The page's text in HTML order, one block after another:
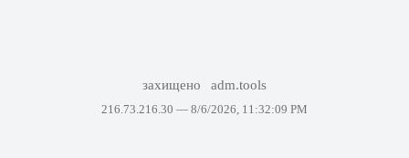
захищено adm.tools
216.73.216.30 — 8/6/2026, 11:32:09 PM